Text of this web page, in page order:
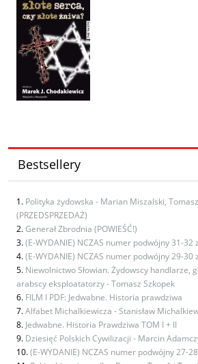
Bestsellery
Polityka żydowska - Marian Miszalski,
(PRZEDSPRZEDAŻ)
Generał Zbrodnia (POWIEŚĆ!)
(E-WYDANIE) NCZAS numer podwójny 31-32
(E-WYDANIE) NCZAS numer podwójny 29-30
Niewolnictwo Słowian. Żydowscy handlarze,
arabscy eksploatatorzy - Tomasz Szkopek
FILM I PDF: Jedwabne. Historia prawdziwa
Alfabet Michalkiewicza - Stanisław
Jedwabne. Historia Prawdziwa TOM I + II
Dziesięć Polskich Cywilizacji - Marcin
(E-WYDANIE) NCZAS numer podwójny 27-